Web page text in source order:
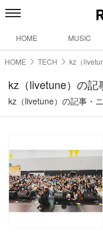
HOME MUSIC
HOME TECH kz（
kz（livetune）の
kz（livetune）の記事・